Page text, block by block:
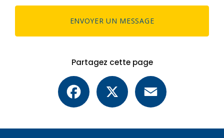
ENVOYER UN MESSAGE
Partagez cette page
Facebook